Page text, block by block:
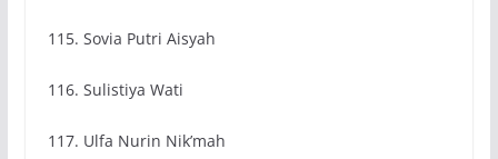
115. Sovia Putri Aisyah
116. Sulistiya Wati
117. Ulfa Nurin Nik’mah